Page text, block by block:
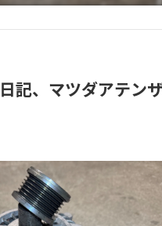
日記、マツダアテン